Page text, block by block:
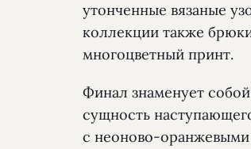
утонченные вязаные
коллекции также
многоцветный принт.
Финал знаменует
сущность
с неоново-